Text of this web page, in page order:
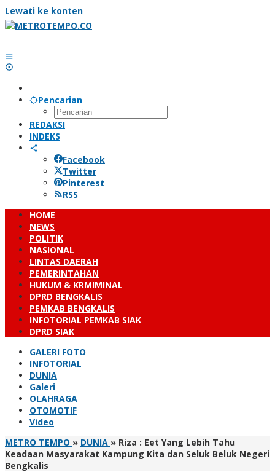
Lewati ke konten
Pencarian
REDAKSI
INDEKS
Facebook
Twitter
Pinterest
RSS
HOME
NEWS
POLITIK
NASIONAL
LINTAS DAERAH
PEMERINTAHAN
HUKUM & KRMIMINAL
DPRD BENGKALIS
PEMKAB BENGKALIS
INFOTORIAL PEMKAB SIAK
DPRD SIAK
GALERI FOTO
INFOTORIAL
DUNIA
Galeri
OLAHRAGA
OTOMOTIF
Video
METRO TEMPO » DUNIA » Riza : Eet Yang Lebih Tahu
Keadaan Masyarakat Kampung Kita dan Seluk Beluk Negeri
Bengkalis